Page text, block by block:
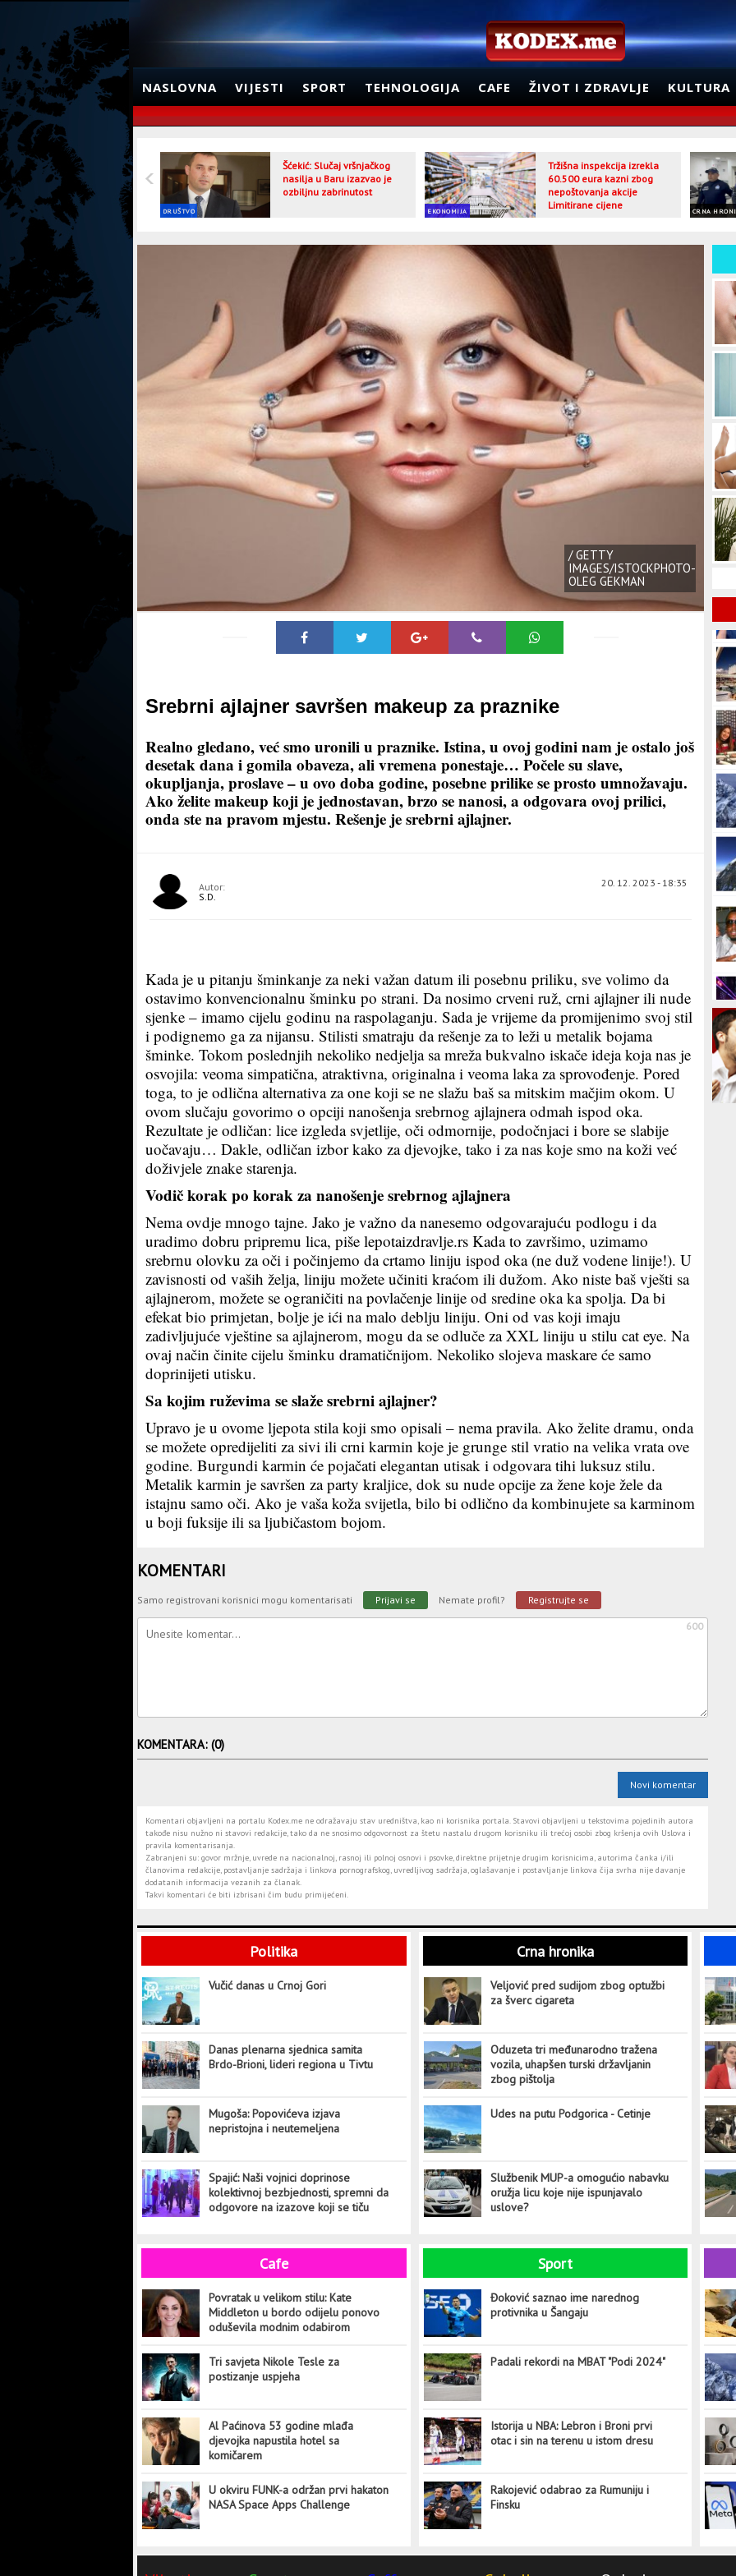
NASLOVNA VIJESTI SPORT TEHNOLOGIJA CAFE ŽIVOT I ZDRAVLJE KULTURA
DRUŠTVO
Šćekić: Slučaj vršnjačkog
nasilja u Baru izazvao je
ozbiljnu zabrinutost
EKONOMIJA
Tržišna inspekcija izrekla
60.500 eura kazni zbog
nepoštovanja akcije
Limitirane cijene
CRNA
/ GETTY
IMAGES/ISTOCKPHOTO-
OLEG GEKMAN
Srebrni ajlajner savršen makeup za praznike
Realno gledano, već smo uronili u praznike. Istina, u ovoj godini nam je ostalo još
desetak dana i gomila obaveza, ali vremena ponestaje… Počele su slave,
okupljanja, proslave – u ovo doba godine, posebne prilike se prosto umnožavaju.
Ako želite makeup koji je jednostavan, brzo se nanosi, a odgovara ovoj prilici,
onda ste na pravom mjestu. Rešenje je srebrni ajlajner.
20. 12. 2023 - 18:35
Autor:
S.D.
Kada je u pitanju šminkanje za neki važan datum ili posebnu priliku, sve volimo da
ostavimo konvencionalnu šminku po strani. Da nosimo crveni ruž, crni ajlajner ili nude
sjenke – imamo cijelu godinu na raspolaganju. Sada je vrijeme da promijenimo svoj stil
i podignemo ga za nijansu. Stilisti smatraju da rešenje za to leži u metalik bojama
šminke. Tokom poslednjih nekoliko nedjelja sa mreža bukvalno iskače ideja koja nas je
osvojila: veoma simpatična, atraktivna, originalna i veoma laka za sprovođenje. Pored
toga, to je odlična alternativa za one koji se ne slažu baš sa mitskim mačjim okom. U
ovom slučaju govorimo o opciji nanošenja srebrnog ajlajnera odmah ispod oka.
Rezultate je odličan: lice izgleda svjetlije, oči odmornije, podočnjaci i bore se slabije
uočavaju… Dakle, odličan izbor kako za djevojke, tako i za nas koje smo na koži već
doživjele znake starenja.
Vodič korak po korak za nanošenje srebrnog ajlajnera
Nema ovdje mnogo tajne. Jako je važno da nanesemo odgovarajuću podlogu i da
uradimo dobru pripremu lica, piše lepotaizdravlje.rs Kada to završimo, uzimamo
srebrnu olovku za oči i počinjemo da crtamo liniju ispod oka (ne duž vodene linije!). U
zavisnosti od vaših želja, liniju možete učiniti kraćom ili dužom. Ako niste baš vješti sa
ajlajnerom, možete se ograničiti na povlačenje linije od sredine oka ka spolja. Da bi
efekat bio primjetan, bolje je ići na malo deblju liniju. Oni od vas koji imaju
zadivljujuće vještine sa ajlajnerom, mogu da se odluče za XXL liniju u stilu cat eye. Na
ovaj način činite cijelu šminku dramatičnijom. Nekoliko slojeva maskare će samo
doprinijeti utisku.
Sa kojim ruževima se slaže srebrni ajlajner?
Upravo je u ovome ljepota stila koji smo opisali – nema pravila. Ako želite dramu, onda
se možete opredijeliti za sivi ili crni karmin koje je grunge stil vratio na velika vrata ove
godine. Burgundi karmin će pojačati elegantan utisak i odgovara tihi luksuz stilu.
Metalik karmin je savršen za party kraljice, dok su nude opcije za žene koje žele da
istajnu samo oči. Ako je vaša koža svijetla, bilo bi odlično da kombinujete sa karminom
u boji fuksije ili sa ljubičastom bojom.
KOMENTARI
Samo registrovani korisnici mogu komentarisati Prijavi se Nemate profil? Registrujte se
600
KOMENTARA: (0)
Novi komentar
Komentari objavljeni na portalu Kodex.me ne odražavaju stav uredništva, kao ni korisnika portala. Stavovi objavljeni u tekstovima pojedinih autora
takođe nisu nužno ni stavovi redakcije, tako da ne snosimo odgovornost za štetu nastalu drugom korisniku ili trećoj osobi zbog kršenja ovih Uslova i
pravila komentarisanja.
Zabranjeni su: govor mržnje, uvrede na nacionalnoj, rasnoj ili polnoj osnovi i psovke, direktne prijetnje drugim korisnicima, autorima čanka i/ili
članovima redakcije, postavljanje sadržaja i linkova pornografskog, uvredljivog sadržaja, oglašavanje i postavljanje linkova čija svrha nije davanje
dodatanih informacija vezanih za članak.
Takvi komentari će biti izbrisani čim budu primijećeni.
Politika
Vučić danas u Crnoj Gori
Danas plenarna sjednica samita
Brdo-Brioni, lideri regiona u Tivtu
Mugoša: Popovićeva izjava
nepristojna i neutemeljena
Spajić: Naši vojnici doprinose
kolektivnoj bezbjednosti, spremni da
odgovore na izazove koji se tiču
Crna hronika
Veljović pred sudijom zbog optužbi
za šverc cigareta
Oduzeta tri međunarodno tražena
vozila, uhapšen turski državljanin
zbog pištolja
Udes na putu Podgorica - Cetinje
Službenik MUP-a omogućio nabavku
oružja licu koje nije ispunjavalo
uslove?
Cafe
Povratak u velikom stilu: Kate
Middleton u bordo odijelu ponovo
oduševila modnim odabirom
Tri savjeta Nikole Tesle za
postizanje uspjeha
Al Paćinova 53 godine mlađa
djevojka napustila hotel sa
komičarem
U okviru FUNK-a održan prvi hakaton
NASA Space Apps Challenge
Sport
Đoković saznao ime narednog
protivnika u Šangaju
Padali rekordi na MBAT "Podi 2024"
Istorija u NBA: Lebron i Broni prvi
otac i sin na terenu u istom dresu
Rakojević odabrao za Rumuniju i
Finsku